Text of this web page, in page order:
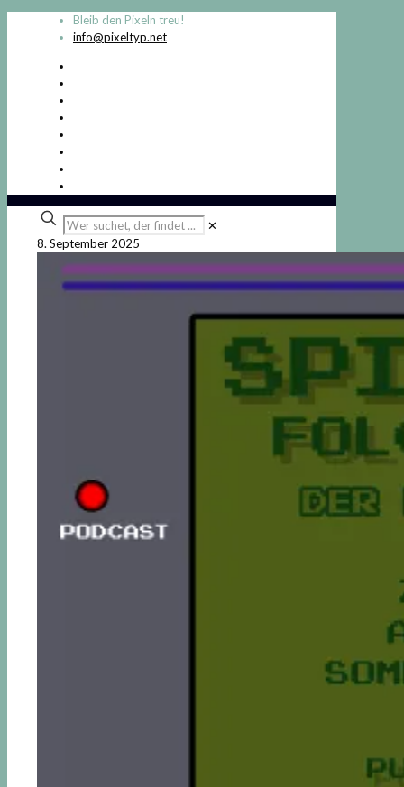
Bleib den Pixeln treu!
info@pixeltyp.net
Wer
suchet,
der
findet
...
✕
8. September 2025